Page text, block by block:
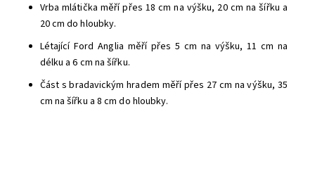
Vrba mlátička měří přes 18 cm na výšku, 20 cm na šířku a
20 cm do hloubky.
Létající Ford Anglia měří přes 5 cm na výšku, 11 cm na
délku a 6 cm na šířku.
Část s bradavickým hradem měří přes 27 cm na výšku, 35
cm na šířku a 8 cm do hloubky.